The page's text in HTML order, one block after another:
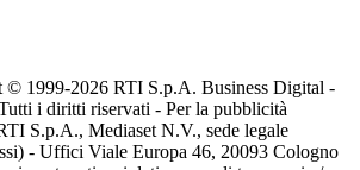
© 1999-2026 RTI S.p.A. Business Digital -
i diritti riservati - Per la pubblicità
S.p.A., Mediaset N.V., sede legale
- Uffici Viale Europa 46, 20093 Cologno